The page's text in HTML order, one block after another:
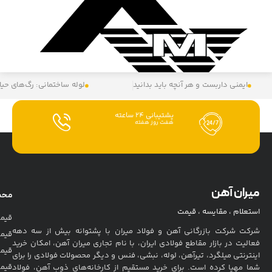
رگ‌های حیاتی ساختمان‌ها ایمنی در ارتفاع میلگرد آهنی:
سه دهه
خرید
را برای
فولاد
محصولات
قیمت اتصالات
قیمت آهن آلات
قیمت بتن و بلوک
قیمت قوطی و نبشی
تماس با ما
قوانین خرید
مشاوره
نماد
اعتماد
نماد